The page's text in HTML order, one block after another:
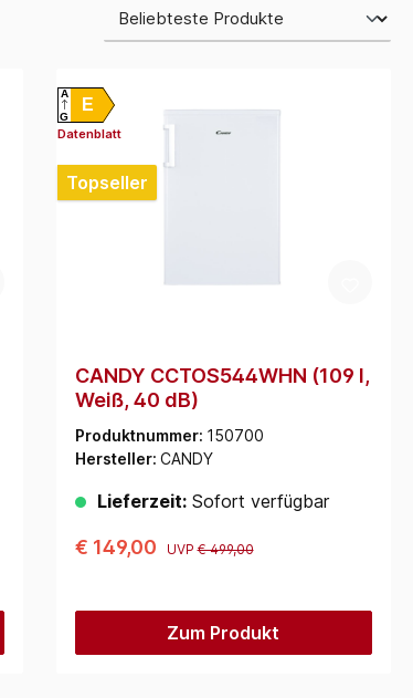
E
A
G
Datenblatt
Topseller
CANDY CCTOS544WHN (109 l,
Weiß, 40 dB)
Produktnummer: 150700
Hersteller: CANDY
Lieferzeit:Sofort verfügbar
€ 149,00 UVP€ 499,00
Zum Produkt